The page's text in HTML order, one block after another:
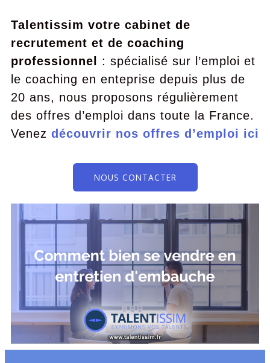
Talentissim votre cabinet de
recrutement et de coaching
professionnel
: spécialisé sur l’emploi et
le coaching en enteprise depuis plus de
20 ans, nous proposons régulièrement
des offres d’emploi dans toute la France.
Venez découvrir nos offres d’emploi ici
NOUS CONTACTER